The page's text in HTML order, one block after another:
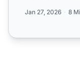
Jan 27, 2026 8